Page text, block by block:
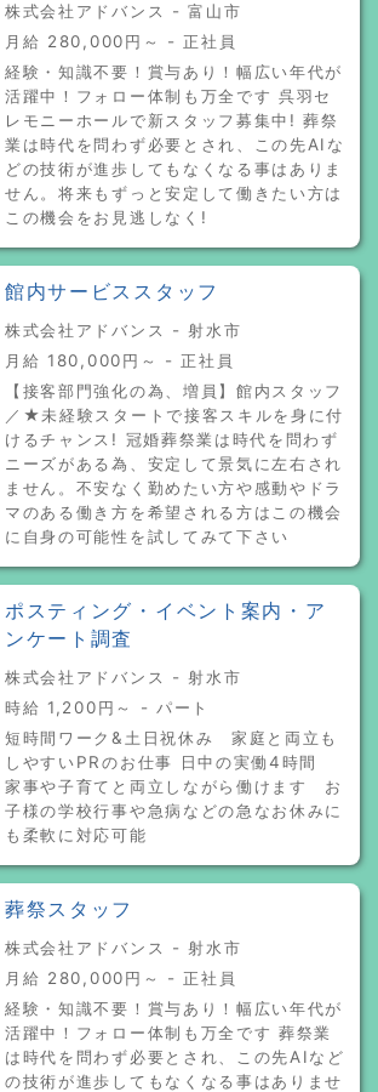
株式会社アドバンス - 富山市
月給 280,000円～ - 正社員
経験・知識不要！賞与あり！幅広い年代が
活躍中！フォロー体制も万全です 呉羽セ
レモニーホールで新スタッフ募集中! 葬祭
業は時代を問わず必要とされ、この先AIな
どの技術が進歩してもなくなる事はありま
せん。将来もずっと安定して働きたい方は
この機会をお見逃しなく!
館内サービススタッフ
株式会社アドバンス - 射水市
月給 180,000円～ - 正社員
【接客部門強化の為、増員】館内スタッフ
／★未経験スタートで接客スキルを身に付
けるチャンス! 冠婚葬祭業は時代を問わず
ニーズがある為、安定して景気に左右され
ません。不安なく勤めたい方や感動やドラ
マのある働き方を希望される方はこの機会
に自身の可能性を試してみて下さい
ポスティング・イベント案内・ア
ンケート調査
株式会社アドバンス - 射水市
時給 1,200円～ - パート
短時間ワーク&土日祝休み 家庭と両立も
しやすいPRのお仕事 日中の実働4時間
家事や子育てと両立しながら働けます お
子様の学校行事や急病などの急なお休みに
も柔軟に対応可能
葬祭スタッフ
株式会社アドバンス - 射水市
月給 280,000円～ - 正社員
経験・知識不要！賞与あり！幅広い年代が
活躍中！フォロー体制も万全です 葬祭業
は時代を問わず必要とされ、この先AIなど
の技術が進歩してもなくなる事はありませ